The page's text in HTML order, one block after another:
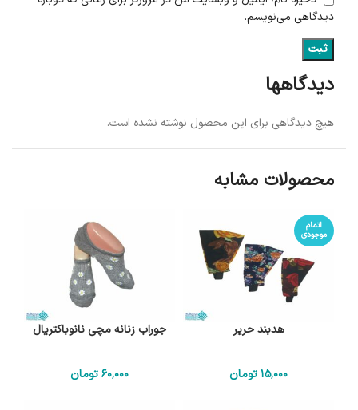
دیدگاهها
هیچ دیدگاهی برای این محصول نوشته نشده است.
دیدگاهی می‌نویسم.
محصولات مشابه
اتمام
موجودی
هدبند حریر
15٬000تومان
جوراب زنانه مچی نانوباکتریال
60٬000تومان